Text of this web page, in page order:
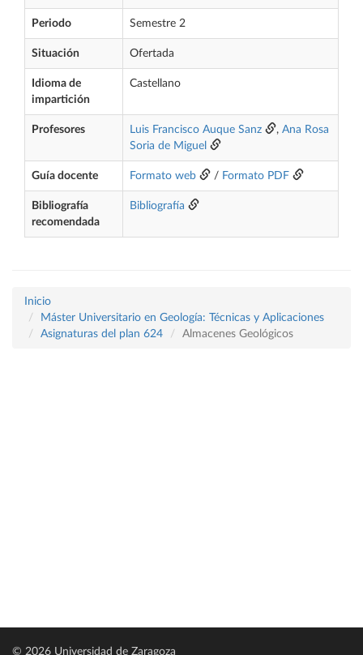
Periodo Semestre 2
Situación Ofertada
Idioma de
impartición
Castellano
Profesores Luis Francisco Auque Sanz , Ana Rosa
Soria de Miguel
Guía docente Formato web / Formato PDF
Bibliografía
recomendada
Bibliografía
Inicio
Máster Universitario en Geología: Técnicas y Aplicaciones
Asignaturas del plan 624
Almacenes Geológicos
© 2026 Universidad de Zaragoza